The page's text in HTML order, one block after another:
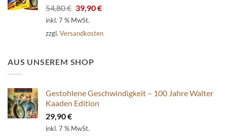
54,80€ Ursprünglicher
Preis
54,80 €
39,90€Aktueller
39,90 €.
inkl. 7 % MwSt.
zzgl. Versandkosten
AUS UNSEREM SHOP
Gestohlene Geschwindigkeit – 100 Jahre Walter
Kaaden Edition
29,90€
inkl. 7 % MwSt.